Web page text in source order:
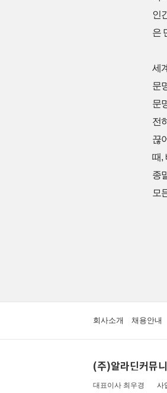
인
은
세
문
문
전
끊
때,
종
모
회사소개 채용안내
(주)알라딘커뮤
대표이사 최우경 사